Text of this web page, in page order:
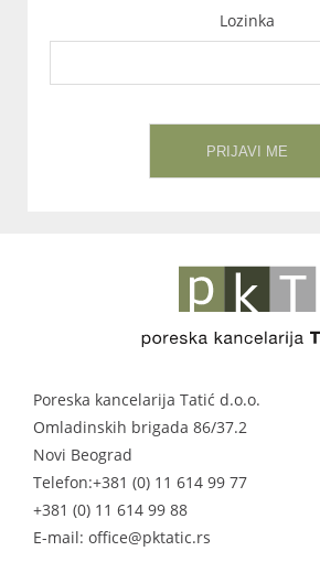
Lozinka
Poreska kancelarija Tatić d.o.o.
Omladinskih brigada 86/37.2
Novi Beograd
Telefon:+381 (0) 11 614 99 77
+381 (0) 11 614 99 88
E-mail: office@pktatic.rs